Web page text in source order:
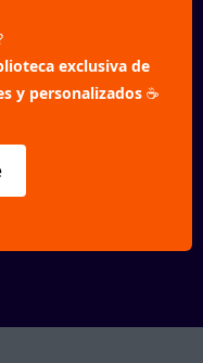
exclusiva de
y personalizados ☕